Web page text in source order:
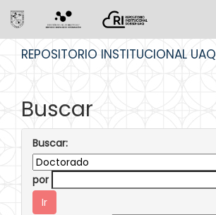
REPOSITORIO INSTITUCIONAL UAQ
Buscar
Buscar:
por